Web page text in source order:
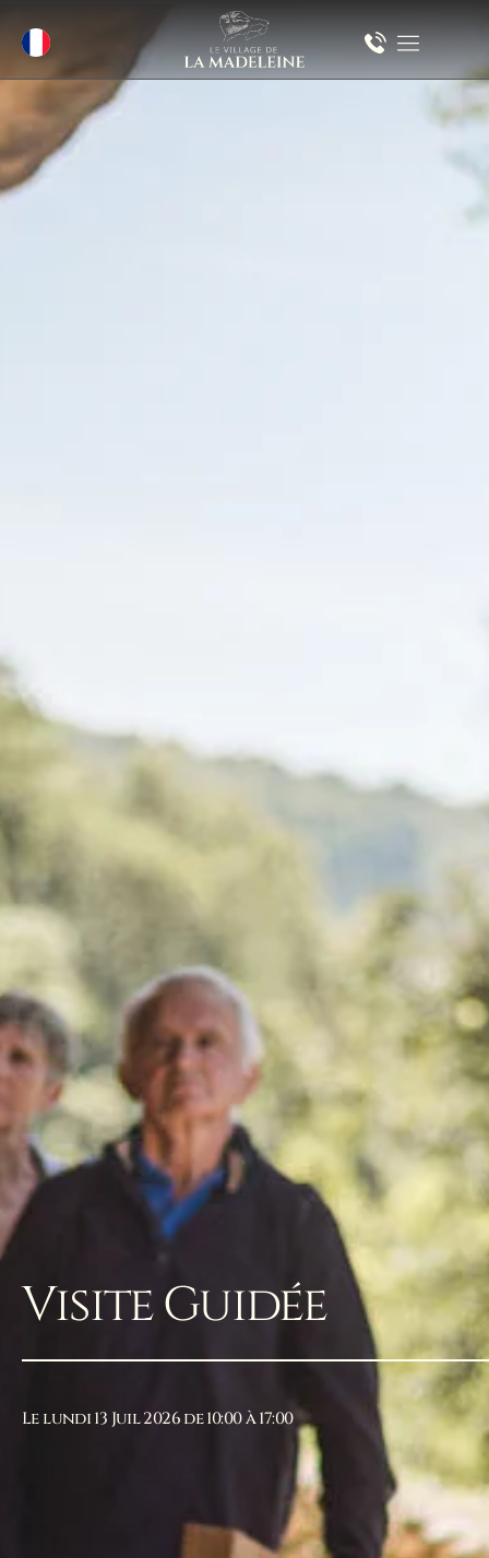
Visite Guidée
Le lundi 13 Juil 2026 de 10:00 à 17:00